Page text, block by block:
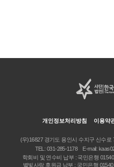
개인정보처리방침 이용약
(우)16827 경기도 용인시 수지구 신수
TEL: 031-285-1178 E-mail:
학회비 및 연수비 납부 : 국민은행
별빛사랑 후원금 납부 : 국민은행